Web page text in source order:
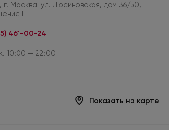
г. Москва, ул. Люсиновская, дом 36/50,
II
461-00-24
10:00 — 22:00
Показать на карте